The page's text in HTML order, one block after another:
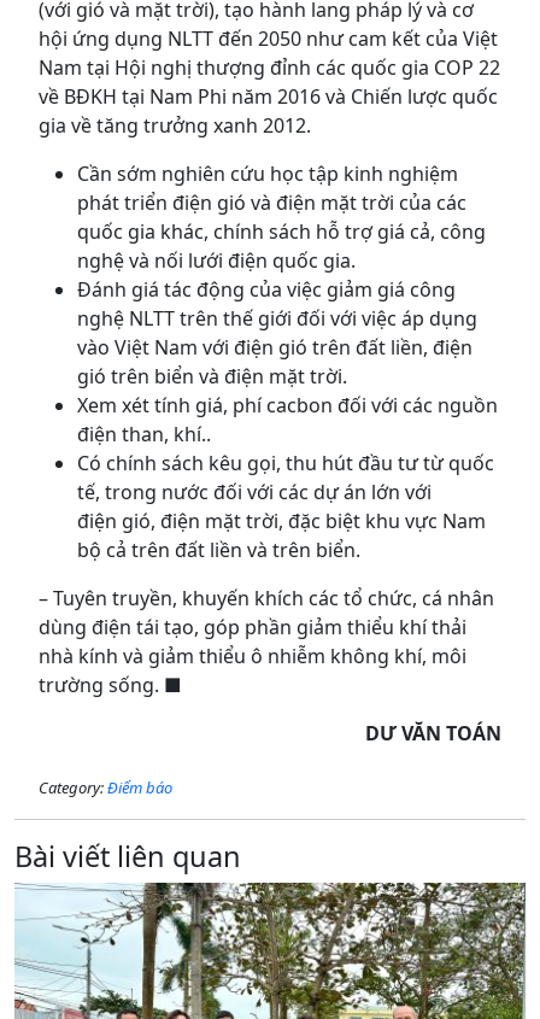
(với gió và mặt trời), tạo hành lang pháp lý và cơ
hội ứng dụng NLTT đến 2050 như cam kết của Việt
Nam tại Hội nghị thượng đỉnh các quốc gia COP 22
về BĐKH tại Nam Phi năm 2016 và Chiến lược quốc
gia về tăng trưởng xanh 2012.
Cần sớm nghiên cứu học tập kinh nghiệm
phát triển điện gió và điện mặt trời của các
quốc gia khác, chính sách hỗ trợ giá cả, công
nghệ và nối lưới điện quốc gia.
Đánh giá tác động của việc giảm giá công
nghệ NLTT trên thế giới đối với việc áp dụng
vào Việt Nam với điện gió trên đất liền, điện
gió trên biển và điện mặt trời.
Xem xét tính giá, phí cacbon đối với các nguồn
điện than, khí..
Có chính sách kêu gọi, thu hút đầu tư từ quốc
tế, trong nước đối với các dự án lớn với
điện gió, điện mặt trời, đặc biệt khu vực Nam
bộ cả trên đất liền và trên biển.
– Tuyên truyền, khuyến khích các tổ chức, cá nhân
dùng điện tái tạo, góp phần giảm thiểu khí thải
nhà kính và giảm thiểu ô nhiễm không khí, môi
trường sống. ■
DƯ VĂN TOÁN
Category:Điểm báo
Bài viết liên quan